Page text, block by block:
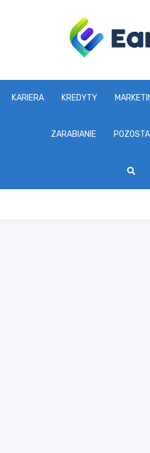
KARIERA KREDYTY
ZARABIANIE